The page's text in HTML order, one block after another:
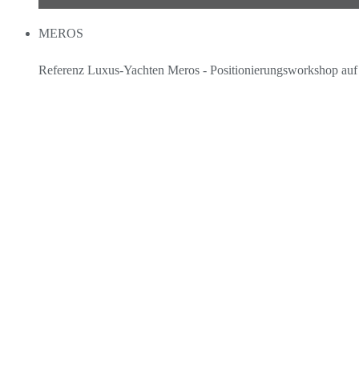
MEROS
Referenz Luxus-Yachten Meros - Positionierungsworkshop